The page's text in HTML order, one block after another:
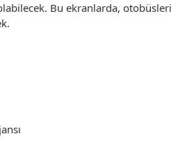
Bu ekranlarda,